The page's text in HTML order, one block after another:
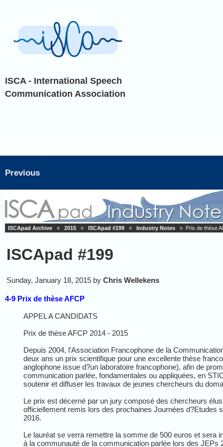
ISCA - International Speech
Communication Association
Previous
ISCApad Archive » 2015 » ISCApad #199 » Industry Notes » Prix de thèse
ISCApad #199
Sunday, January 18, 2015 by Chris Wellekens
4-9 Prix de thèse AFCP
APPEL A CANDIDATS
Prix de thèse AFCP 2014 - 2015
Depuis 2004, l'Association Francophone de la
deux ans un prix scientifique pour une excellente thèse
anglophone issue d?un laboratoire francophone), afin de
communication parlée, fondamentales ou appliquées, en
soutenir et diffuser les travaux de jeunes chercheurs du
Le prix est décerné par un jury composé des chercheurs
officiellement remis lors des prochaines Journées d?Etudes
2016.
Le lauréat se verra remettre la somme de 500 euros et sera
à la communauté de la communication parlée lors des JEPs